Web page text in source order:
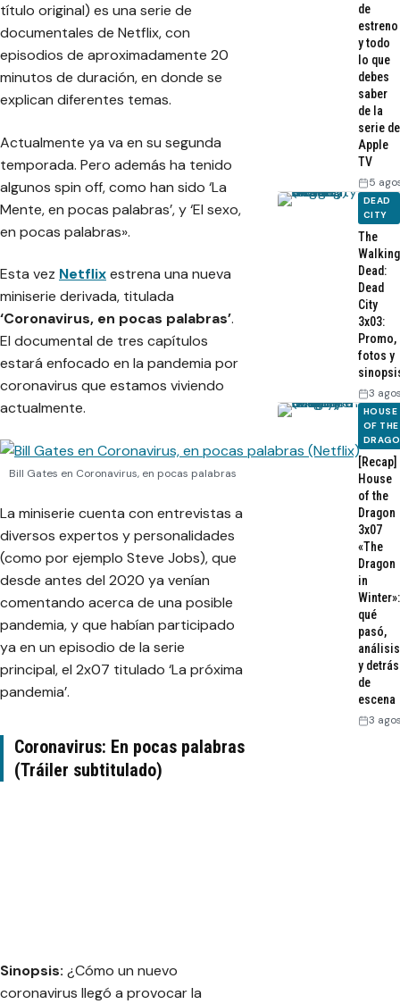
título original) es una serie de
documentales de Netflix, con
episodios de aproximadamente 20
minutos de duración, en donde se
explican diferentes temas.
Actualmente ya va en su segunda
temporada. Pero además ha tenido
algunos spin off, como han sido ‘La
Mente, en pocas palabras’, y ‘El sexo,
en pocas palabras».
Esta vez Netflixestrena una nueva
miniserie derivada, titulada
‘Coronavirus, en pocas palabras’.
El documental de tres capítulos
estará enfocado en la pandemia por
coronavirus que estamos viviendo
actualmente.
Bill Gates en Coronavirus, en pocas palabras
La miniserie cuenta con entrevistas a
diversos expertos y personalidades
(como por ejemplo Steve Jobs), que
desde antes del 2020 ya venían
comentando acerca de una posible
pandemia, y que habían participado
ya en un episodio de la serie
principal, el 2x07 titulado ‘La próxima
pandemia’.
Coronavirus: En pocas palabras
(Tráiler subtitulado)
Sinopsis: ¿Cómo un nuevo
coronavirus llegó a provocar la
de
estreno
y todo
lo que
debes
saber
de la
serie de
Apple
TV
5
DEAD
CITY
The
Walking
Dead:
Dead
City
3x03:
Promo,
fotos y
3
HOUSE
OF THE
[Recap]
House
of the
Dragon
3x07
«The
Dragon
in
Winter»:
qué
pasó,
análisis
y detrás
de
escena
3